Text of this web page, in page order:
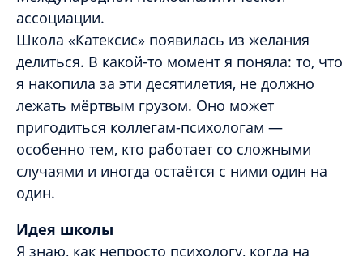
ассоциации.
Школа «Катексис» появилась из желания
делиться. В какой-то момент я поняла: то, что
я накопила за эти десятилетия, не должно
лежать мёртвым грузом. Оно может
пригодиться коллегам-психологам —
особенно тем, кто работает со сложными
случаями и иногда остаётся с ними один на
один.
Идея школы
Я знаю, как непросто психологу, когда на